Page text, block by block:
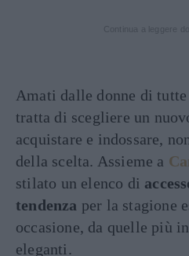
Amati dalle donne di tutte
tratta di scegliere un
acquistare e indossare,
della scelta. Assieme a
stilato un elenco di
tendenza per la stagione
occasione, da quelle più
eleganti.